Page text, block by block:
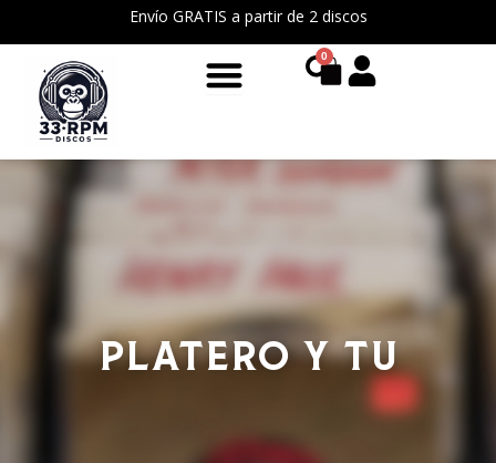
contenido
Envío GRATIS a partir de 2 discos
0
Cart
PLATERO Y TU